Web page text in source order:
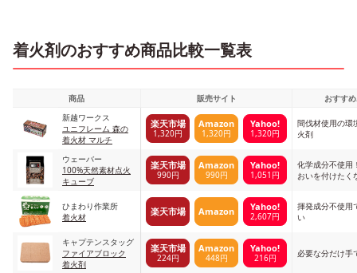
着火剤のおすすめ商品比較一覧表
商品 販売サイト
おすす
新越ワークス
ユニフレーム 森の
着火材 マルチ
楽天市場
1,320円
Amazon
1,320円
Yahoo!
1,320円
間伐材使用の環
火剤
ウェーバー
100%天然素材点火
キューブ
楽天市場
990円
Amazon
990円
Yahoo!
1,051円
化学成分不使用
おいを付けたく
ひまわり作業所
着火材
楽天市場 Amazon Yahoo!
2,607円
揮発成分不使用
い
キャプテンスタッグ
ファイアブロック
着火剤
楽天市場
224円
Amazon
448円
Yahoo!
216円 必要な分だけ手